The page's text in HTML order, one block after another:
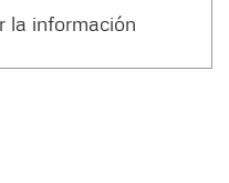
la información